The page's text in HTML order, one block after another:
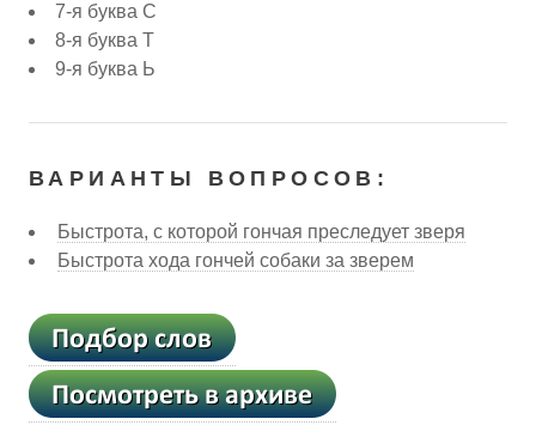
7-я буква С
8-я буква Т
9-я буква Ь
ВАРИАНТЫ ВОПРОСОВ:
Быстрота, с которой гончая преследует зверя
Быстрота хода гончей собаки за зверем